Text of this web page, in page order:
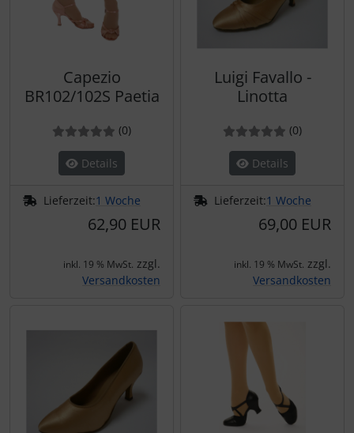
Capezio
BR102/102S Paetia
Bewertung: 0 von 5 Sternen!
(0Bewertungen
)
Details
Lieferzeit:1 Woche
62,90 EUR
inkl. 19 % MwSt. zzgl.
Versandkosten
Luigi Favallo -
Linotta
Bewertung: 0 von 5
(0)
Details
Lieferzeit:1 Woche
69,00 EUR
inkl. 19 % MwSt. zzgl.
Versandkosten